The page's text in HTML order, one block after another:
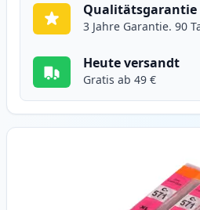
Qualitätsgarantie
3 Jahre Garantie. 90
Heute versandt
Gratis ab 49 €